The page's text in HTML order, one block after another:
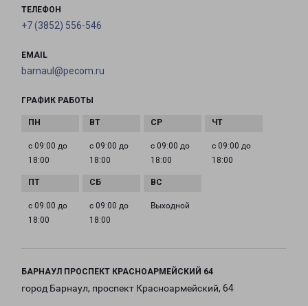
ТЕЛЕФОН
+7 (3852) 556-546
EMAIL
barnaul@pecom.ru
ГРАФИК РАБОТЫ
с 09:00 до
18:00
с 09:00 до
18:00
с 09:00 до
18:00
с 09:00 до
18:00
с 09:00 до
18:00
с 09:00 до
18:00
Выходной
БАРНАУЛ ПРОСПЕКТ КРАСНОАРМЕЙСКИЙ 64
город Барнаул, проспект Красноармейский, 64